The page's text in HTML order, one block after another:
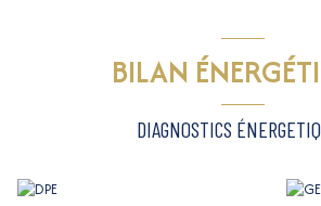
Les informations sur les risques auxquels ce bien
BILAN
DIAGNOSTICS